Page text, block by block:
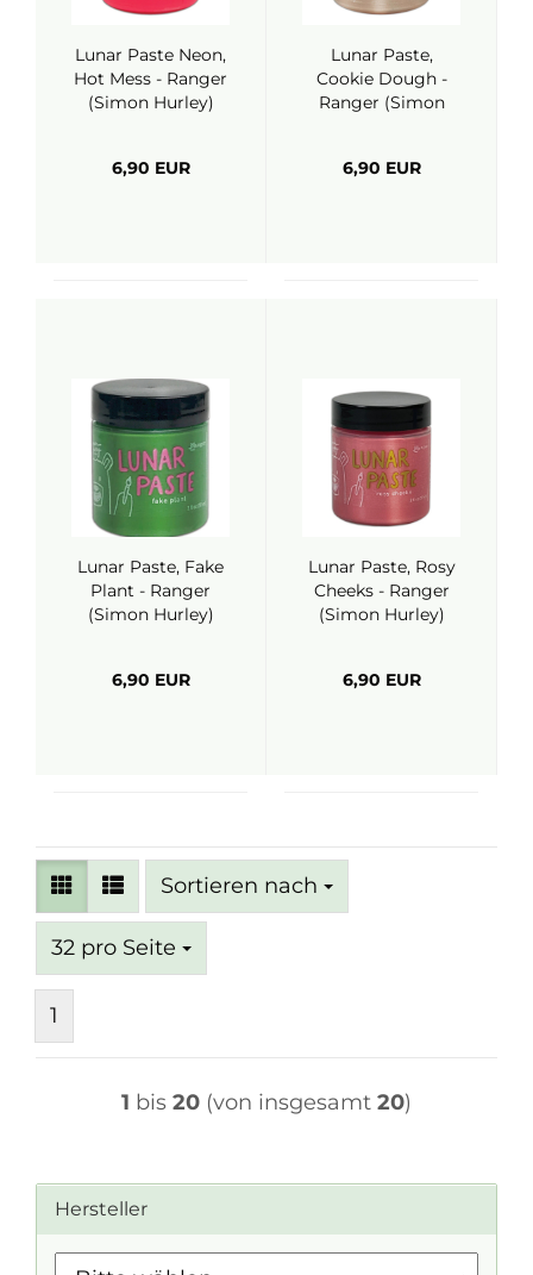
Lunar Paste Neon,
Hot Mess - Ranger
(Simon Hurley)
6,90 EUR
Lunar Paste,
Cookie Dough -
Ranger (Simon
6,90 EUR
Lunar Paste, Fake
Plant - Ranger
(Simon Hurley)
6,90 EUR
Lunar Paste, Rosy
Cheeks - Ranger
(Simon Hurley)
6,90 EUR
Sortieren nach
Sortieren nach
32 pro Seite
pro Seite
1
1 bis 20 (von insgesamt 20)
Hersteller